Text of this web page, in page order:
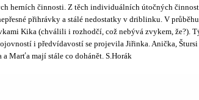
herních činnosti. Z těch individuálních útočných
přihrávky a stálé nedostatky v driblinku. V
Kika (chválili i rozhodčí, což nebývá zvykem, že?).
i předvídavostí se projevila Jiřinka. Anička, Štursi
Marťa mají stále co dohánět. S.Horák